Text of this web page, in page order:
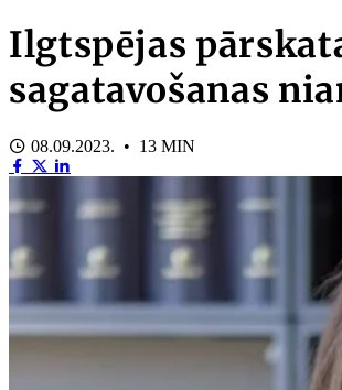
Ilgtspējas
sagatavošanas
08.09.2023. • 13 MIN